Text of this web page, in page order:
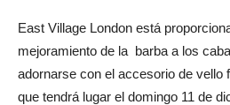
East Village London está
mejoramiento de la barba a los
adornarse con el accesorio de vello
que tendrá lugar el domingo 11 de